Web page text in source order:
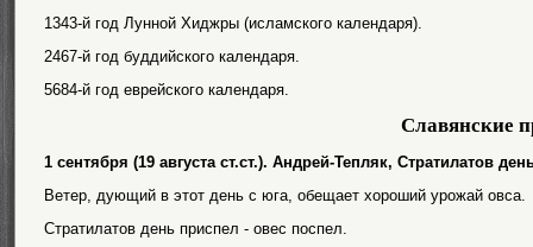
1343-й год Лунной Хиджры (исламского календаря).
2467-й год буддийского календаря.
5684-й год еврейского календаря.
Славянские
1 сентября (19 августа ст.ст.). Андрей-Тепляк, Стратилатов
Ветер, дующий в этот день с юга, обещает хороший урожай овса.
Стратилатов день приспел - овес поспел.